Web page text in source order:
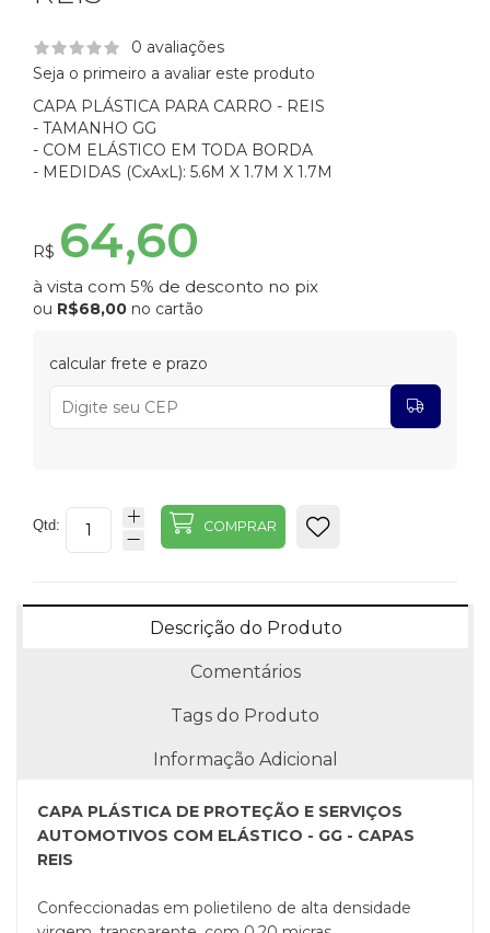
0 avaliações
Seja o primeiro a avaliar este produto
CAPA PLÁSTICA PARA CARRO - REIS
- TAMANHO GG
- COM ELÁSTICO EM TODA BORDA
- MEDIDAS (CxAxL): 5.6M X 1.7M X 1.7M
R$ 64,60
à vista com 5% de desconto no pix
ou R$68,00 no cartão
calcular frete e prazo
Qtd: COMPRAR
Descrição do Produto
Comentários
Tags do Produto
Informação Adicional
CAPA PLÁSTICA DE PROTEÇÃO E SERVIÇOS
AUTOMOTIVOS COM ELÁSTICO - GG - CAPAS
REIS
Confeccionadas em polietileno de alta densidade